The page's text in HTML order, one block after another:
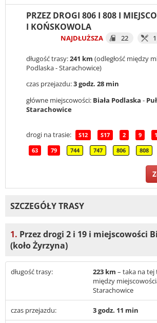
PRZEZ DROGI 806 I 808 I
I KOŃSKOWOLA
NAJDŁUŻSZA 22 1
długość trasy:241 km (odległość między
Podlaska - Starachowice)
czas przejazdu:3 godz. 28 min
główne miejscowości: Biała Podlaska -
Starachowice
drogi na trasie: S12 S17 2 9
63 79 744 747 806 808
SZCZEGÓŁY TRASY
1. Przez drogi 2 i 19 i miejscowości
(koło Żyrzyna)
długość trasy: 223 km – taka na tej
między
Starachowice
czas przejazdu: 3 godz. 11 min